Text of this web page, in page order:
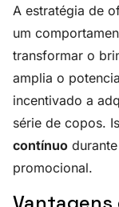
A estratégia de
um
transformar o
amplia o
incentivado a
série de copos.
contínuo
promocional.